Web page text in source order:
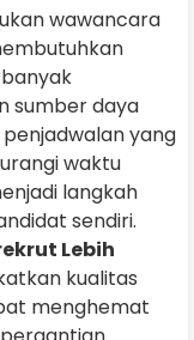
wawancara
sumber daya
penjadwalan yang
waktu
langkah
sendiri.
Lebih
kualitas
menghemat